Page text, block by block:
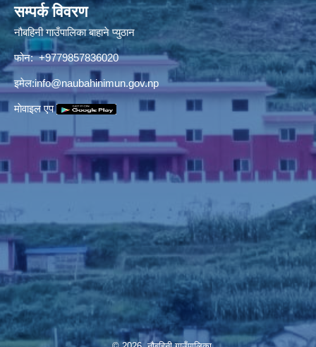
सम्पर्क विवरण
नौबहिनी गाउँपालिका बाहाने प्युठान
फोन: +9779857836020
इमेल:info@naubahinimun.gov.np
माेवाइल एप